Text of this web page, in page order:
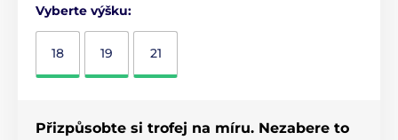
Vyberte výšku:
18 19 21
Přizpůsobte si trofej na míru. Nezabere to